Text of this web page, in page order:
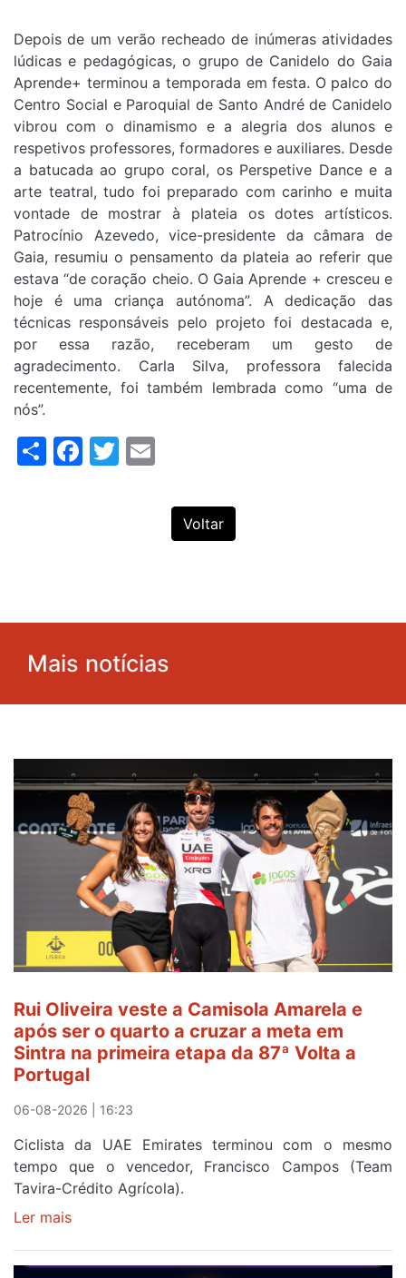
Depois de um verão recheado de inúmeras atividades
lúdicas e pedagógicas, o grupo de Canidelo do Gaia
Aprende+ terminou a temporada em festa. O palco do
Centro Social e Paroquial de Santo André de Canidelo
vibrou com o dinamismo e a alegria dos alunos e
respetivos professores, formadores e auxiliares. Desde
a batucada ao grupo coral, os Perspetive Dance e a
arte teatral, tudo foi preparado com carinho e muita
vontade de mostrar à plateia os dotes artísticos.
Patrocínio Azevedo, vice-presidente da câmara de
Gaia, resumiu o pensamento da plateia ao referir que
estava “de coração cheio. O Gaia Aprende + cresceu e
hoje é uma criança autónoma”. A dedicação das
técnicas responsáveis pelo projeto foi destacada e,
por essa razão, receberam um gesto de
agradecimento. Carla Silva, professora falecida
recentemente, foi também lembrada como “uma de
nós”.
ShareFacebook
Twitter
Voltar
Mais notícias
Rui Oliveira veste a Camisola Amarela e
após ser o quarto a cruzar a meta em
Sintra na primeira etapa da 87ª Volta a
Portugal
06-08-2026 | 16:23
Ciclista da UAE Emirates terminou com o mesmo
tempo que o vencedor, Francisco Campos (Team
Tavira-Crédito Agrícola).
Ler mais
Oliveira